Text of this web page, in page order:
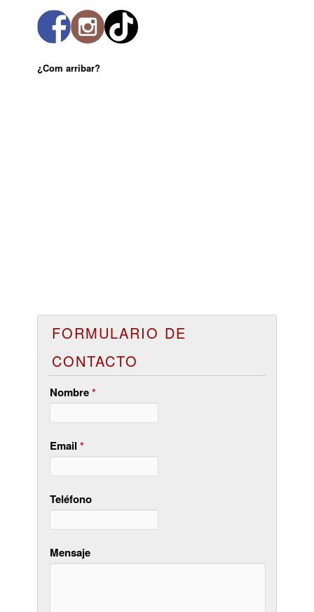
¿Com arribar?
FORMULARIO DE
CONTACTO
Nombre*
Email*
Teléfono
Mensaje